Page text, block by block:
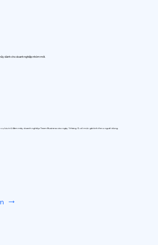
dành cho doanh nghiệp nhóm mới.
lưu trữ đám mây doanh nghiệp Team Business vào ngày 1 tháng 9, với mức giá tính theo người dùng.